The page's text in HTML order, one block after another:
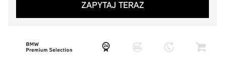
ZAPYTAJ TERAZ